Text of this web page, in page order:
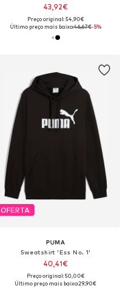
43,92€
Preço original: 54,90€
Último preço mais baixo:46,67€-5%
OFERTA
PUMA
Sweatshirt 'Ess No. 1'
40,41€
Preço original: 50,00€
Último preço mais baixo:29,90€